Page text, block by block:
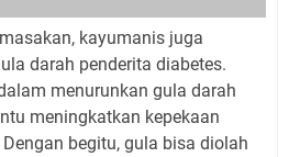
kayumanis juga
darah penderita diabetes.
menurunkan gula darah
meningkatkan kepekaan
begitu, gula bisa diolah